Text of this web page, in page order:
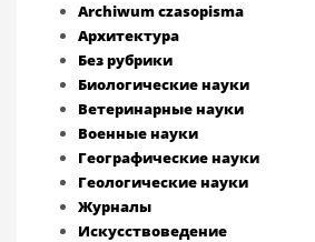
Archiwum czasopisma
Архитектура
Без рубрики
Биологические науки
Ветеринарные науки
Военные науки
Географические науки
Геологические науки
Журналы
Искусствоведение